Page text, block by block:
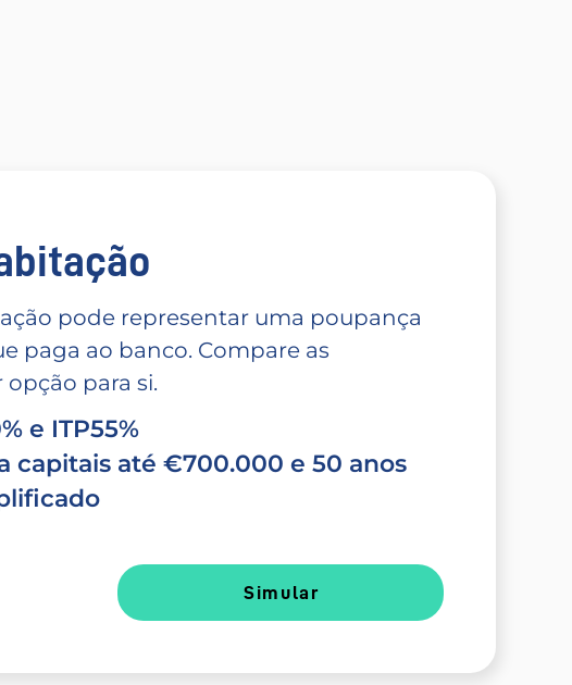
pode representar uma poupança
paga ao banco. Compare as
para si.
e ITP55%
capitais até €700.000 e 50 anos
Simular